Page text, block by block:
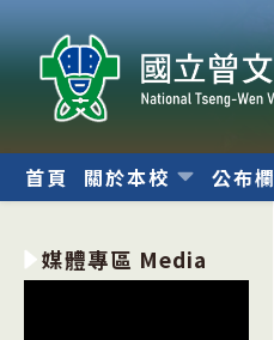
轉
內
首頁 關於本校 公布欄
媒體專區 Media